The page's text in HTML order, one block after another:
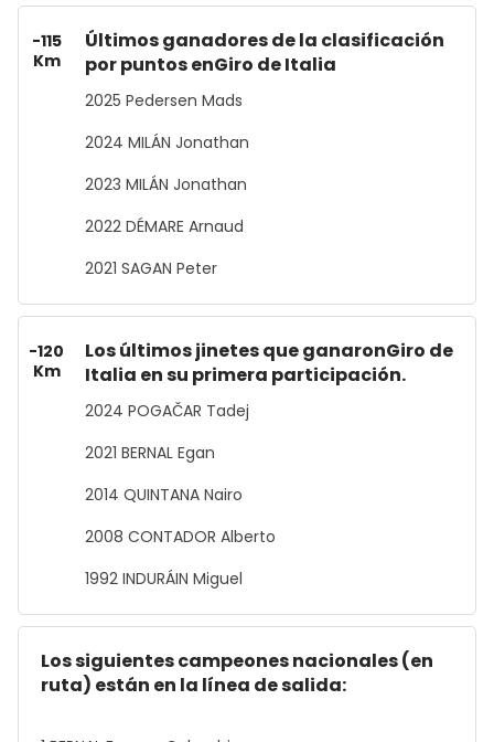
-115
Km
Últimos ganadores de la clasificación
por puntos enGiro de Italia
2025 Pedersen Mads
2024 MILÁN Jonathan
2023 MILÁN Jonathan
2022 DÉMARE Arnaud
2021 SAGAN Peter
-120
Km
Los últimos jinetes que ganaronGiro de
Italia en su primera participación.
2024 POGAČAR Tadej
2021 BERNAL Egan
2014 QUINTANA Nairo
2008 CONTADOR Alberto
1992 INDURÁIN Miguel
Los siguientes campeones nacionales (en
ruta) están en la línea de salida: